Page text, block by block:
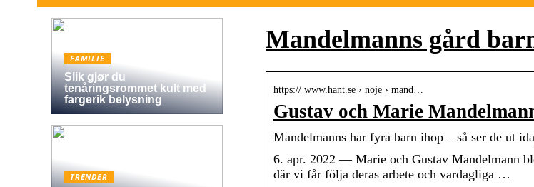
Mandelmanns gård
https:// www.hant.se › noje › mand…
Gustav och Marie
Mandelmanns har fyra barn ihop – så ser de ut
6. apr. 2022 — Marie och Gustav Mandelmann
där vi får följa deras arbete och vardagliga …
FAMILIE
Slik gjør du
tenåringsrommet kult med
fargerik belysning
TRENDER